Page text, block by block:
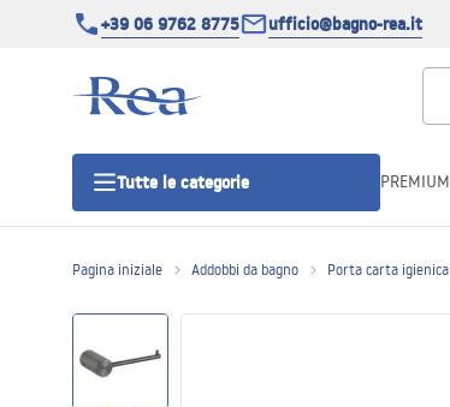
+39 06 9762 8775 ufficio@bagno-rea.it
Tutte le categorie
Porte doccia
PREMIUM
Pagina iniziale Addobbi da bagno Porta carta igienica